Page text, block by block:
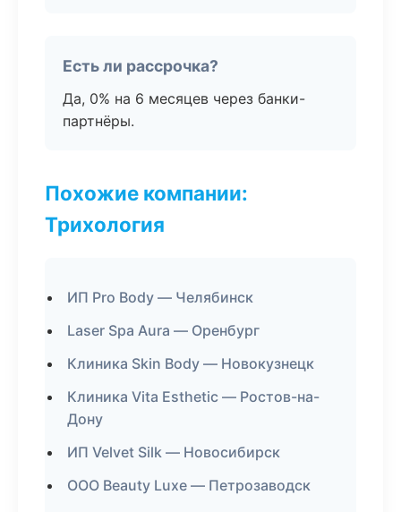
Есть ли рассрочка?
Да, 0% на 6 месяцев через банки-
партнёры.
Похожие компании:
Трихология
ИП Pro Body — Челябинск
Laser Spa Aura — Оренбург
Клиника Skin Body — Новокузнецк
Клиника Vita Esthetic — Ростов-на-
Дону
ИП Velvet Silk — Новосибирск
ООО Beauty Luxe — Петрозаводск